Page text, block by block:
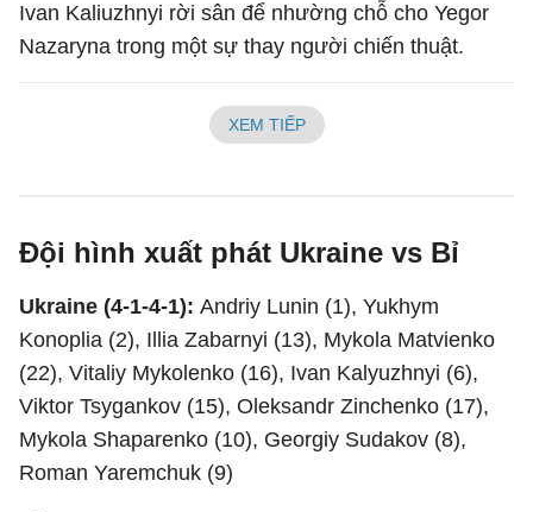
Ivan Kaliuzhnyi rời sân để nhường chỗ cho Yegor
Nazaryna trong một sự thay người chiến thuật.
XEM TIẾP
Đội hình xuất phát Ukraine vs Bỉ
Ukraine (4-1-4-1): Andriy Lunin (1), Yukhym
Konoplia (2), Illia Zabarnyi (13), Mykola Matvienko
(22), Vitaliy Mykolenko (16), Ivan Kalyuzhnyi (6),
Viktor Tsygankov (15), Oleksandr Zinchenko (17),
Mykola Shaparenko (10), Georgiy Sudakov (8),
Roman Yaremchuk (9)